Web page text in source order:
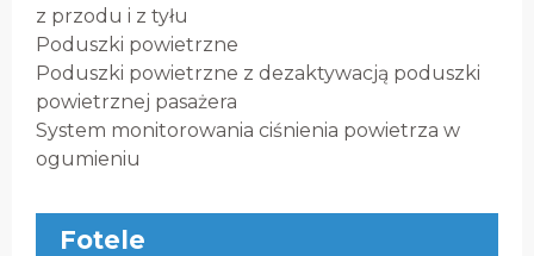
z przodu i z tyłu
Poduszki powietrzne
Poduszki powietrzne z dezaktywacją poduszki
powietrznej pasażera
System monitorowania ciśnienia powietrza w
ogumieniu
Fotele